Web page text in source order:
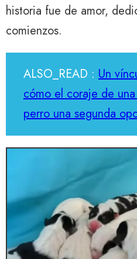
historia fue de amor,
comienzos.
ALSO_READ : Un
cómo el coraje de
perro una segunda